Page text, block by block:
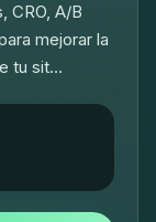
CRO, A/B
mejorar la
tu sit…